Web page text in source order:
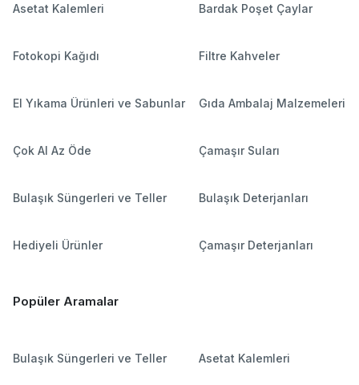
Asetat Kalemleri Bardak Poşet Çaylar
Fotokopi Kağıdı Filtre Kahveler
El Yıkama Ürünleri ve Sabunlar Gıda Ambalaj Malzemeleri
Çok Al Az Öde Çamaşır Suları
Bulaşık Süngerleri ve Teller Bulaşık Deterjanları
Hediyeli Ürünler Çamaşır Deterjanları
Popüler Aramalar
Bulaşık Süngerleri ve Teller Asetat Kalemleri